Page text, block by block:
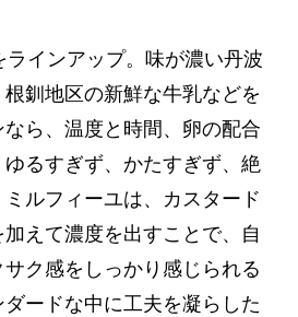
インアップ。味が濃い丹波
釧地区の新鮮な牛乳などを
ら、温度と時間、卵の配合
るすぎず、かたすぎず、絶
ルフィーユは、カスタード
えて濃度を出すことで、自
ク感をしっかり感じられる
ードな中に工夫を凝らした